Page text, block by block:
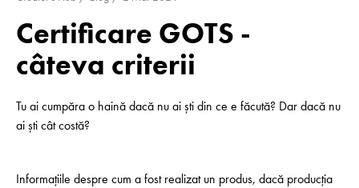
Certificare GOTS -
câteva criterii
Tu ai cumpăra o haină dacă nu ai ști din ce e făcută? Dar dacă nu
ai ști cât costă?
Informațiile despre cum a fost realizat un produs, dacă producția